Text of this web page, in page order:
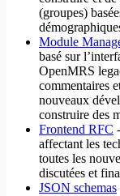
(groupes)
Module
basé sur
OpenMRS
commentaires
nouveaux
construire des
Frontend RFC
affectant les
toutes les
discutées et
JSON schemas